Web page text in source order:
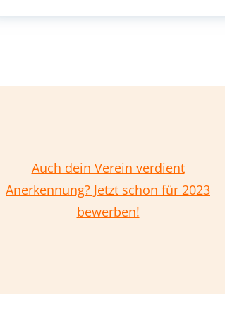
Auch dein Verein verdient
Anerkennung? Jetzt schon für 2023
bewerben!